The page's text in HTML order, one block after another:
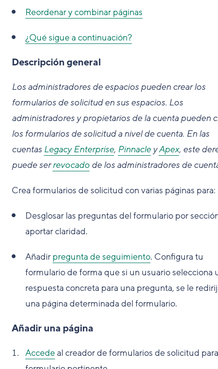
Reordenar y combinar páginas
¿Qué sigue a continuación?
Descripción general
Los administradores de espacios pueden crear los
formularios de solicitud en sus espacios. Los
administradores y propietarios de la cuenta pueden
los formularios de solicitud a nivel de cuenta. En las
cuentas Legacy Enterprise, PinnacleyApex, este
puede serrevocado de los administradores de
Crea formularios de solicitud con varias páginas para:
Desglosar las preguntas del formulario por
aportar claridad.
Añadir pregunta de seguimiento. Configura tu
formulario de forma que si un usuario selecciona
respuesta concreta para una pregunta, se le
una página determinada del formulario.
Añadir una página
Accedeal creador de formularios de solicitud